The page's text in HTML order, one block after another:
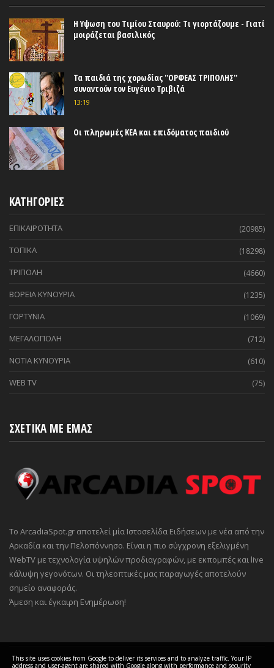
Η Υψωση του Τιμίου Σταυρού: Τι γιορτάζουμε - Γιατί
μοιράζεται βασιλικός
Τα παιδιά της χορωδίας ''ΟΡΦΕΑΣ ΤΡΙΠΟΛΗΣ''
συναντούν τον Ευγένιο Τριβιζά
13:19
Οι πληρωμές ΚΕΑ και επιδόματος παιδιού
ΚΑΤΗΓΟΡΙΕΣ
ΕΠΙΚΑΙΡΟΤΗΤΑ (20985)
ΤΟΠΙΚΑ (18298)
ΤΡΙΠΟΛΗ (4660)
ΒΟΡΕΙΑ ΚΥΝΟΥΡΙΑ (1235)
ΓΟΡΤΥΝΙΑ (1069)
ΜΕΓΑΛΟΠΟΛΗ (712)
ΝΟΤΙΑ ΚΥΝΟΥΡΙΑ (610)
WEB TV (75)
ΣΧΕΤΙΚΑ ΜΕ ΕΜΑΣ
Το ArcadiaSpot.gr αποτελεί μία Ιστοσελίδα Ειδήσεων με νέα από την
Αρκαδία και την Πελοπόννησο. Είναι η πιο σύγχρονη εξελιγμένη
WebTV με τεχνολογία υψηλών προδιαγραφών, με εκπομπές και live
κάλυψη γεγονότων. Οι τηλεοπτικές μας παραγωγές αποτελούν
σημείο αναφοράς.
Άμεση και έγκαιρη Ενημέρωση!
This site uses cookies from Google to deliver its services and to analyze traffic. Your IP
address and user-agent are shared with Google along with performance and security